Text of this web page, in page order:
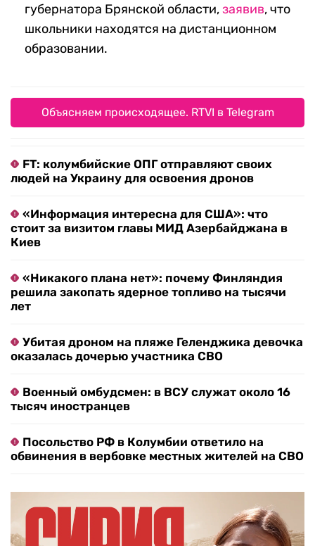
губернатора Брянской области,заявив, что
школьники находятся на дистанционном
образовании.
Объясняем происходящее. RTVI в Telegram
FT: колумбийские ОПГ отправляют своих
людей на Украину для освоения дронов
«Информация интересна для США»: что
стоит за визитом главы МИД Азербайджана в
Киев
«Никакого плана нет»: почему Финляндия
решила закопать ядерное топливо на тысячи
лет
Убитая дроном на пляже Геленджика девочка
оказалась дочерью участника СВО
Военный омбудсмен: в ВСУ служат около 16
тысяч иностранцев
Посольство РФ в Колумбии ответило на
обвинения в вербовке местных жителей на СВО